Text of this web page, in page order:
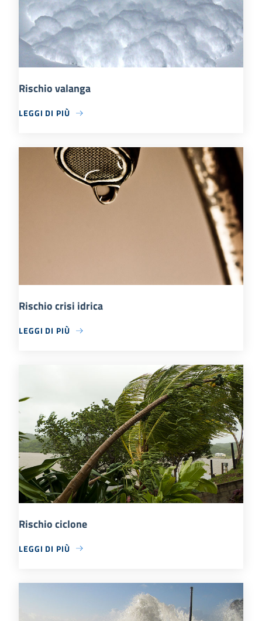
Rischio valanga
LEGGI DI PIÙ
Rischio crisi idrica
LEGGI DI PIÙ
Rischio ciclone
LEGGI DI PIÙ